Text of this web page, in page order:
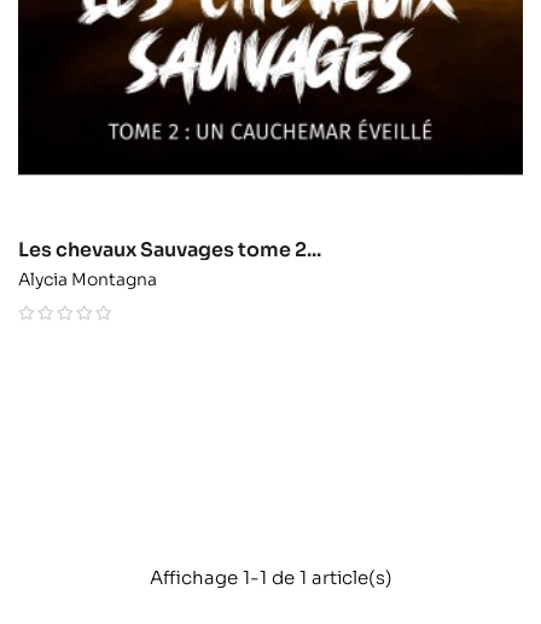
Les chevaux Sauvages tome 2...
Alycia Montagna
Affichage 1-1 de 1 article(s)